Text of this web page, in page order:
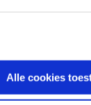
Alle cookies
met
(2023)
bij participeren in
Plus